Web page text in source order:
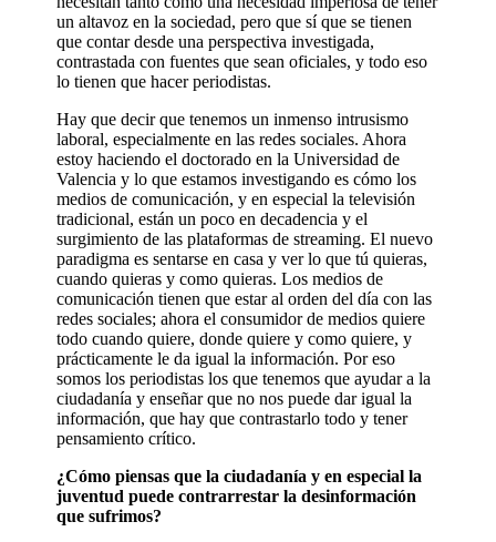
un altavoz en la sociedad, pero que sí que se tienen
que contar desde una perspectiva investigada,
contrastada con fuentes que sean oficiales, y todo eso
lo tienen que hacer periodistas.
Hay que decir que tenemos un inmenso intrusismo
laboral, especialmente en las redes sociales. Ahora
estoy haciendo el doctorado en la Universidad de
Valencia y lo que estamos investigando es cómo los
medios de comunicación, y en especial la televisión
tradicional, están un poco en decadencia y el
surgimiento de las plataformas de streaming. El nuevo
paradigma es sentarse en casa y ver lo que tú quieras,
cuando quieras y como quieras. Los medios de
comunicación tienen que estar al orden del día con las
redes sociales; ahora el consumidor de medios quiere
todo cuando quiere, donde quiere y como quiere, y
prácticamente le da igual la información. Por eso
somos los periodistas los que tenemos que ayudar a la
ciudadanía y enseñar que no nos puede dar igual la
información, que hay que contrastarlo todo y tener
pensamiento crítico.
¿Cómo piensas que la ciudadanía y en especial la
juventud puede contrarrestar la desinformación
que sufrimos?